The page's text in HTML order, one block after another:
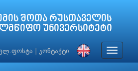
შოთა რუსთაველის
უნივერსიტეტი
ელ.ფოსტა კონტაქტი
Toggle